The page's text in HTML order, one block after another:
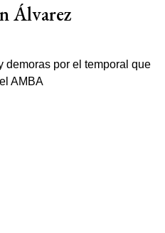
Álvarez